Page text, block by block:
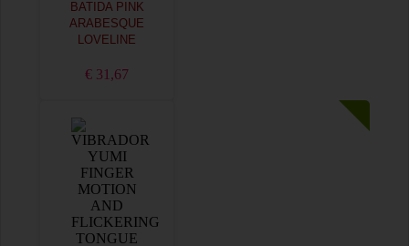
BATIDA PINK
ARABESQUE
LOVELINE
€ 31,67